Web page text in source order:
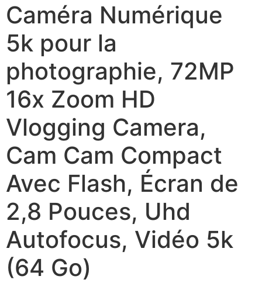
Caméra Numérique
5k pour la
photographie, 72MP
16x Zoom HD
Vlogging Camera,
Cam Cam Compact
Avec Flash, Écran de
2,8 Pouces, Uhd
Autofocus, Vidéo 5k
(64 Go)